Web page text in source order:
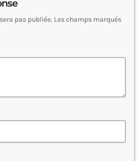
pas publiée. Les champs marqués